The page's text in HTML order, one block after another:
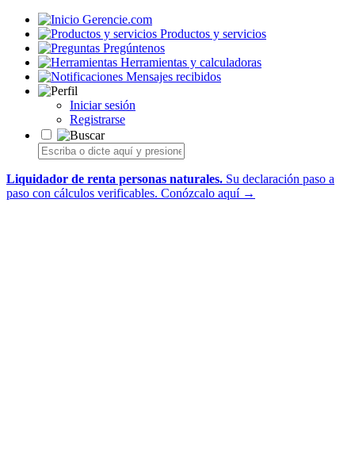
Gerencie.com
Productos y servicios
Pregúntenos
Herramientas y calculadoras
Mensajes recibidos
Iniciar sesión
Registrarse
Liquidador de renta personas naturales. Su declaración paso a
paso con cálculos verificables. Conózcalo aquí →